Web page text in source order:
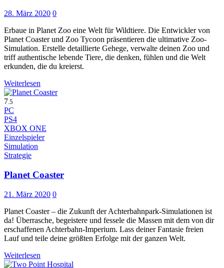
28. März 2020 0
Erbaue in Planet Zoo eine Welt für Wildtiere. Die Entwickler von
Planet Coaster und Zoo Tycoon präsentieren die ultimative Zoo-
Simulation. Erstelle detaillierte Gehege, verwalte deinen Zoo und
triff authentische lebende Tiere, die denken, fühlen und die Welt
erkunden, die du kreierst.
Weiterlesen
7.5
PC
PS4
XBOX ONE
Einzelspieler
Simulation
Strategie
Planet Coaster
21. März 2020 0
Planet Coaster – die Zukunft der Achterbahnpark-Simulationen ist
da! Überrasche, begeistere und fessele die Massen mit dem von dir
erschaffenen Achterbahn-Imperium. Lass deiner Fantasie freien
Lauf und teile deine größten Erfolge mit der ganzen Welt.
Weiterlesen